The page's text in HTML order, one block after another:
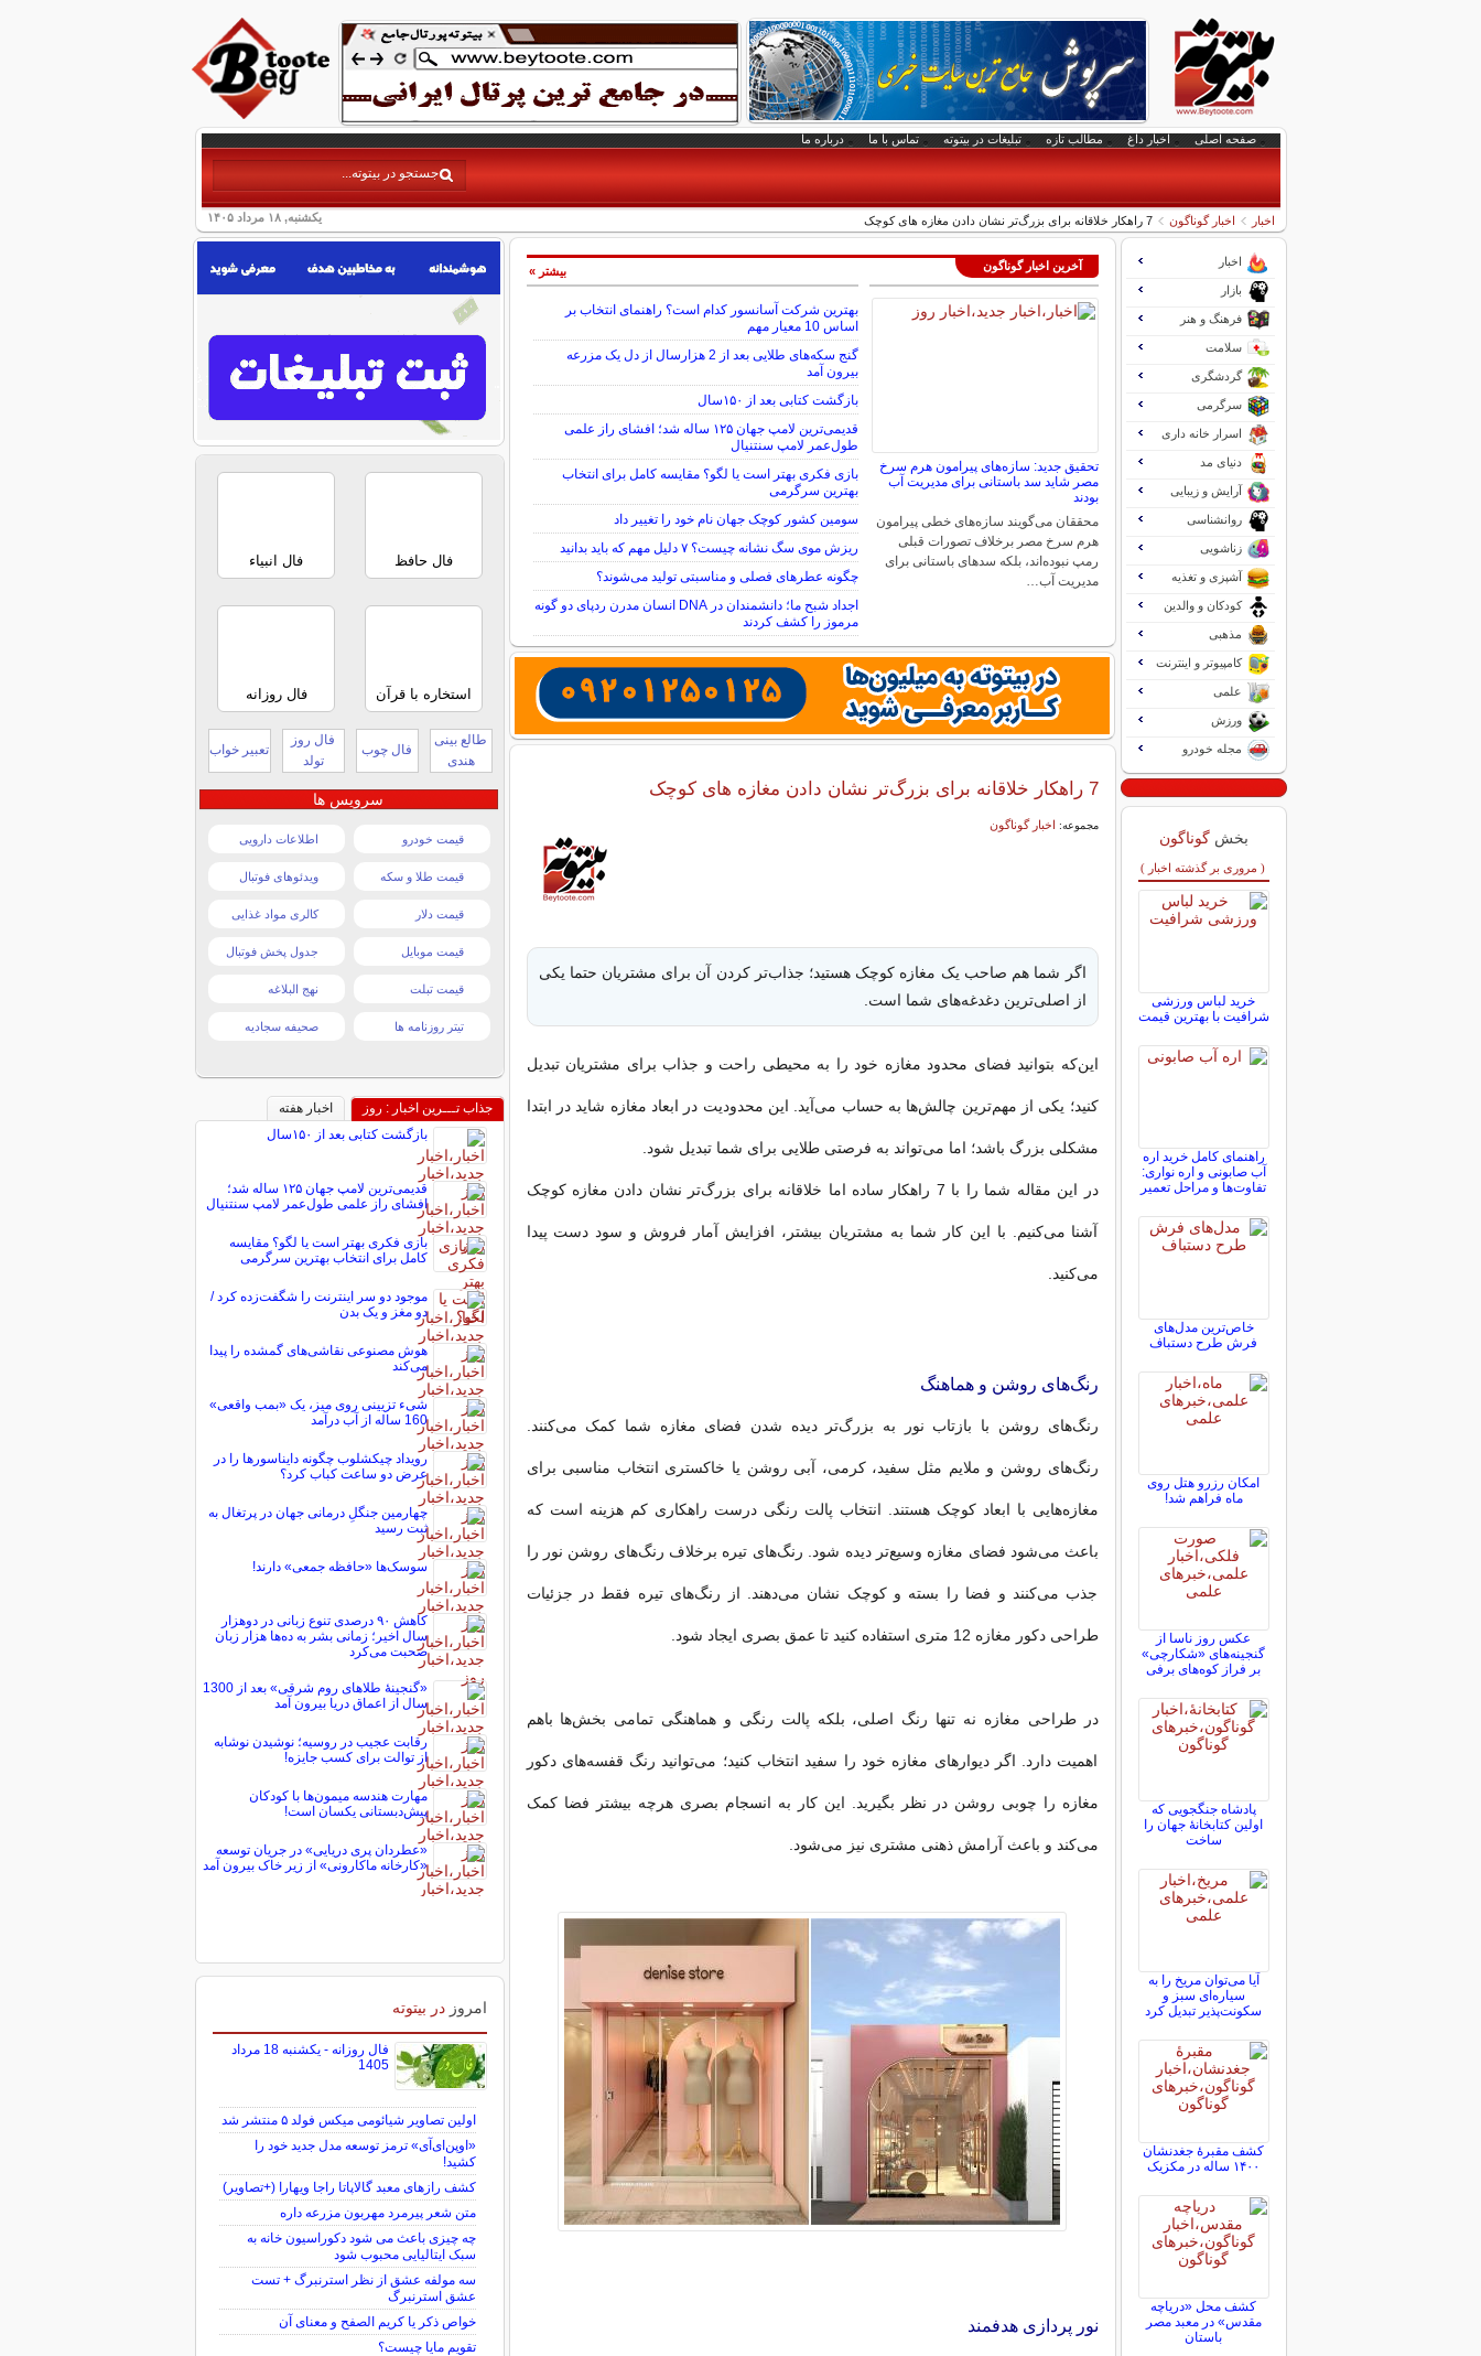
صفحه اصلی اخبار داغ مطالب تازه تبلیغات در بیتوته تماس با ما درباره ما
یکشنبه, ۱۸ مرداد ۱۴۰۵ اخبار اخبار گوناگون 7 راهکار خلاقانه برای بزرگ‌تر نشان دادن مغازه های کوچک
آخرین اخبار گوناگون
تحقیق جدید: سازه‌های پیرامون هرم سرخ
مصر شاید سد باستانی برای مدیریت آب
بودند
محققان می‌گویند سازه‌های خطی پیرامون
هرم سرخ مصر برخلاف تصورات قبلی
رمپ نبوده‌اند، بلکه سدهای باستانی برای
مدیریت آب…
بهترین شرکت آسانسور کدام است؟ راهنمای انتخاب بر
اساس 10 معیار مهم
گنج سکه‌های طلایی بعد از 2 هزارسال از دل یک مزرعه
بیرون آمد
بازگشت کتابی بعد از ۱۵۰سال
قدیمی‌ترین لامپ جهان ۱۲۵ ساله شد؛ افشای راز علمی
طول‌عمر لامپ سنتنیال
بازی فکری بهتر است یا لگو؟ مقایسه کامل برای انتخاب
بهترین سرگرمی
سومین کشور کوچک جهان نام خود را تغییر داد
ریزش موی سگ نشانه چیست؟ ۷ دلیل مهم که باید بدانید
چگونه عطرهای فصلی و مناسبتی تولید می‌شوند؟
اجداد شبح ما؛ دانشمندان در DNA انسان مدرن ردپای دو گونه
مرموز را کشف کردند
بیشتر »
7 راهکار خلاقانه برای بزرگ‌تر نشان دادن مغازه های کوچک
مجموعه: اخبار گوناگون
اگر شما هم صاحب یک مغازه کوچک هستید؛ جذاب‌تر کردن آن برای مشتریان حتما یکی
از اصلی‌ترین دغدغه‌های شما است.
این‌که بتوانید فضای محدود مغازه خود را به محیطی راحت و جذاب برای مشتریان تبدیل
کنید؛ یکی از مهم‌ترین چالش‌ها به حساب‌ می‌آید. این محدودیت در ابعاد مغازه شاید در ابتدا
مشکلی بزرگ باشد؛ اما‌ می‌تواند به فرصتی طلایی برای شما تبدیل شود.
در این مقاله شما را با 7 راهکار ساده اما خلاقانه برای بزرگ‌تر نشان دادن مغازه کوچک
آشنا‌ می‌کنیم. با این کار شما به مشتریان بیشتر، افزایش آمار فروش و سود دست پیدا‌
می‌کنید.
رنگ‌های روشن و هماهنگ
رنگ‌های روشن با بازتاب نور به بزرگ‌تر دیده شدن فضای مغازه شما کمک‌ می‌کنند.
رنگ‌های روشن و ملایم مثل سفید، کرمی، آبی روشن یا خاکستری انتخاب مناسبی برای
مغازه‌هایی با ابعاد کوچک هستند. انتخاب پالت رنگی درست راهکاری کم هزینه است که
باعث‌ می‌شود فضای مغازه وسیع‌تر دیده شود. رنگ‌های تیره برخلاف رنگ‌های روشن نور را
جذب‌ می‌کنند و فضا را بسته و کوچک نشان‌ می‌دهند. از رنگ‌های تیره فقط در جزئیات
طراحی دکور مغازه 12 متری استفاده کنید تا عمق بصری ایجاد شود.
در طراحی مغازه نه تنها رنگ اصلی، بلکه پالت رنگی و هماهنگی تمامی بخش‌ها باهم
اهمیت دارد. اگر دیوار‌های مغازه خود را سفید انتخاب کنید؛‌ می‌توانید رنگ قفسه‌های دکور
مغازه را چوبی روشن در نظر بگیرید. این کار به انسجام بصری هرچه بیشتر فضا کمک‌
می‌کند و باعث آرامش ذهنی مشتری نیز‌ می‌شود.
نور پردازی هدفمند
اخبار
بازار
فرهنگ و هنر
سلامت
گردشگری
سرگرمی
اسرار خانه داری
دنیای مد
آرایش و زیبایی
روانشناسی
زناشویی
آشپزی و تغذیه
کودکان و والدین
مذهبی
کامپیوتر و اینترنت
علمی
ورزش
مجله خودرو
بخش گوناگون
( مروری بر گذشته اخبار )
خرید لباس ورزشی
شرافیت با بهترین قیمت
راهنمای کامل خرید اره
آب صابونی و اره نواری:
تفاوت‌ها و مراحل تعمیر
خاص‌ترین مدل‌های
فرش طرح دستباف
امکان رزرو هتل روی
ماه فراهم شد!
عکس روز ناسا از
گنجینه‌های «شکارچی»
بر فراز کوه‌های برفی
پادشاه جنگجویی که
اولین کتابخانۀ جهان را
ساخت
آیا می‌توان مریخ را به
سیاره‌ای سبز و
سکونت‌پذیر تبدیل کرد
کشف مقبرۀ جغدنشان
۱۴۰۰ ساله در مکزیک
کشف محل «دریاچه
مقدس» در معبد مصر
باستان
فال حافظ فال انبیاء
استخاره با قرآن فال روزانه
طالع بینی
هندی
فال چوب
فال روز
تولد
تعبیر خواب
سرویس ها
قیمت خودرو اطلاعات دارویی
قیمت طلا و سکه ویدئوهای فوتبال
قیمت دلار کالری مواد غذایی
قیمت موبایل جدول پخش فوتبال
قیمت تبلت نهج البلاغه
تیتر روزنامه ها صحیفه سجادیه
جذاب تـــرین اخبار : روز
اخبار هفته
بازگشت کتابی بعد از ۱۵۰سال
قدیمی‌ترین لامپ جهان ۱۲۵ ساله شد؛
افشای راز علمی طول‌عمر لامپ سنتنیال
بازی فکری بهتر است یا لگو؟ مقایسه
کامل برای انتخاب بهترین سرگرمی
موجود دو سر اینترنت را شگفت‌زده کرد /
دو مغز و یک بدن
هوش مصنوعی نقاشی‌های گمشده را پیدا
می‌کند
شیء تزیینی روی میز، یک «بمب واقعی»
160 ساله از آب درآمد
رویداد چیکشلوب چگونه دایناسورها را در
عرض دو ساعت کباب کرد؟
چهارمین جنگلِ درمانی جهان در پرتغال به
ثبت رسید
سوسک‌ها «حافظه جمعی» دارند!
کاهش ۹۰ درصدی تنوع زبانی در دوهزار
سال اخیر؛ زمانی بشر به ده‌ها هزار زبان
صحبت می‌کرد
«گنجینۀ طلاهای روم شرقی» بعد از 1300
سال از اعماق دریا بیرون آمد
رقابت عجیب در روسیه؛ نوشیدن نوشابه
از توالت برای کسب جایزه!
مهارت هندسه میمون‌ها با کودکان
پیش‌دبستانی یکسان است!
«عطردان پری دریایی» در جریان توسعه
«کارخانه ماکارونی» از زیر خاک بیرون آمد
امروز در بیتوته
فال روزانه - یکشنبه 18 مرداد
1405
اولین تصاویر شیائومی میکس فولد ۵ منتشر شد
«اوپن‌ای‌آی» ترمز توسعه مدل جدید خود را
کشید!
کشف رازهای معبد گالاپاتا راجا ویهارا (+تصاویر)
متن شعر پیرمرد مهربون مزرعه داره
چه چیزی باعث می شود دکوراسیون خانه به
سبک ایتالیایی محبوب شود
سه مولفه عشق از نظر استرنبرگ + تست
عشق استرنبرگ
خواص ذکر یا کریم الصفح و معنای آن
تقویم مایا چیست؟